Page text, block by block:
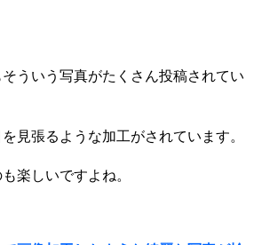
ういう写真がたくさん投稿されてい
見張るような加工がされています。
楽しいですよね。